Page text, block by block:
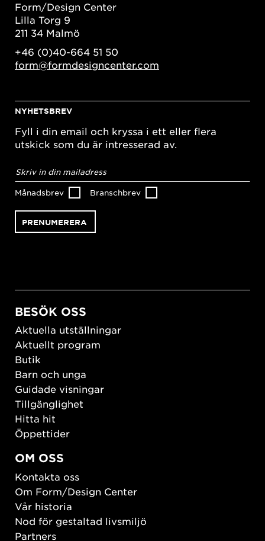
Form/Design Center
Lilla Torg 9
211 34 Malmö
+46 (0)40-664 51 50
form@formdesigncenter.com
NYHETSBREV
Fyll i din email och kryssa i ett eller flera
utskick som du är intresserad av.
postadress*
Månadsbrev Branschbrev
BESÖK OSS
Aktuella utställningar
Aktuellt program
Butik
Barn och unga
Guidade visningar
Tillgänglighet
Hitta hit
Öppettider
OM OSS
Kontakta oss
Om Form/Design Center
Vår historia
Nod för gestaltad livsmiljö
Partners